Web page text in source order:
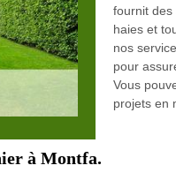
fournit des
haies et
nos
pour
Vous
projets en
à Montfa.